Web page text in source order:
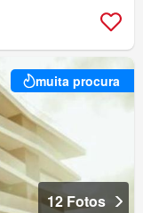
muita procura
12 Fotos